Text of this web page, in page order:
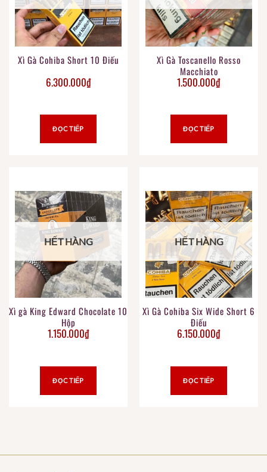
Xì Gà Cohiba Short 10 Điếu
6.300.000₫
ĐỌC TIẾP
Xì Gà Toscanello Rosso
Macchiato
1.500.000₫
ĐỌC TIẾP
HẾT HÀNG
Xì gà King Edward Chocolate 10
Hộp
1.150.000₫
ĐỌC TIẾP
HẾT HÀNG
Xì Gà Cohiba Six Wide Short 6
Điếu
6.150.000₫
ĐỌC TIẾP